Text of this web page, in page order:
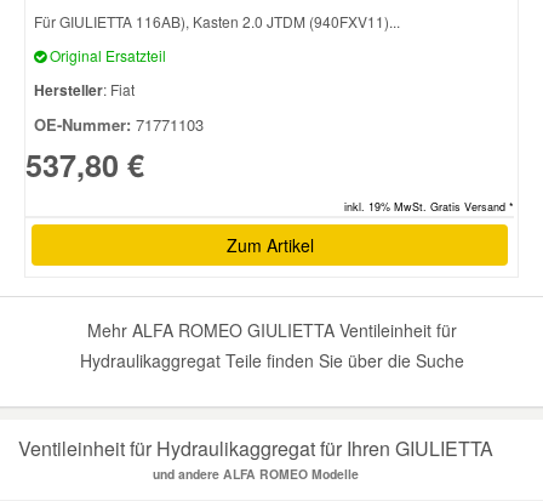
Für GIULIETTA 116AB), Kasten 2.0 JTDM (940FXV11)...
Original Ersatzteil
Hersteller: Fiat
OE-Nummer: 71771103
537,80 €
inkl. 19% MwSt. Gratis Versand *
Zum Artikel
Mehr ALFA ROMEO GIULIETTA Ventileinheit für
Hydraulikaggregat Teile finden Sie über die Suche
Ventileinheit für Hydraulikaggregat für Ihren GIULIETTA
und andere ALFA ROMEO Modelle
Smart Ersatzteile
Suzuki Ersatzteile
Vauxhall Ersatzteile
Volvo Ersatzteile